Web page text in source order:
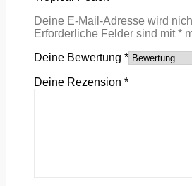
Deine E-Mail-Adresse wird
Erforderliche Felder sind mit*
Deine Bewertung *
Deine Rezension *